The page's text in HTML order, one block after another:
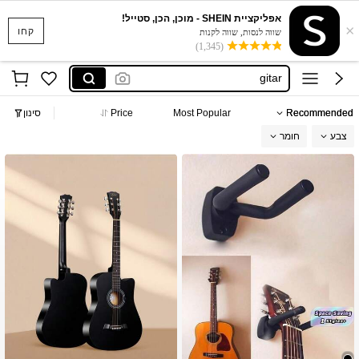
קחו ×
אפליקציית SHEIN - מוכן, הכן, סטייל!
שווה לנסות, שווה לקנות
(1,345)
صيانة جيتار
guitar acoustic
ギター スタンド
gitar
guitar acoustic
Recommended
Most Popular
Price סינון
צבע חומר